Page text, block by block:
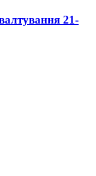
21-